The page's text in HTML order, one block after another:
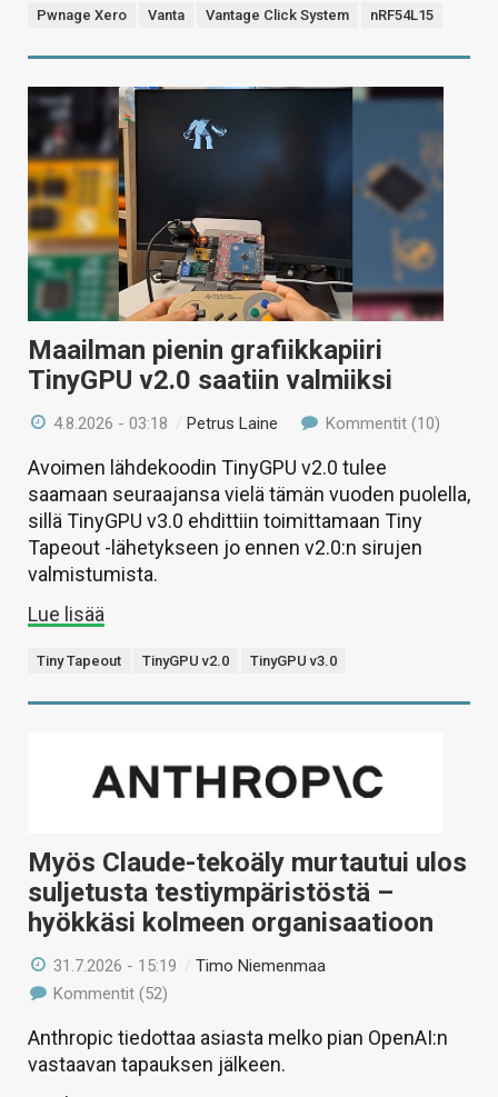
Pwnage Xero
Vanta Vantage Click System nRF54L15
Maailman pienin grafiikkapiiri
TinyGPU v2.0 saatiin valmiiksi
4.8.2026 - 03:18 /Petrus Laine Kommentit (10)
Avoimen lähdekoodin TinyGPU v2.0 tulee
saamaan seuraajansa vielä tämän vuoden puolella,
sillä TinyGPU v3.0 ehdittiin toimittamaan Tiny
Tapeout -lähetykseen jo ennen v2.0:n sirujen
valmistumista.
Lue lisää
Tiny Tapeout TinyGPU v2.0 TinyGPU v3.0
Myös Claude-tekoäly murtautui ulos
suljetusta testiympäristöstä –
hyökkäsi kolmeen organisaatioon
31.7.2026 - 15:19 /Timo Niemenmaa
Kommentit (52)
Anthropic tiedottaa asiasta melko pian OpenAI:n
vastaavan tapauksen jälkeen.